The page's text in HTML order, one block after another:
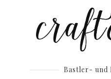
Bastler- und